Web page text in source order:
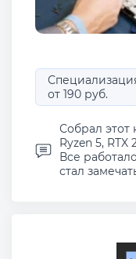
от 190 руб.
Собрал этот
Ryzen 5,
Все
стал